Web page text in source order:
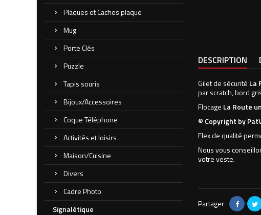
Plaques et Caches plaque
Mug
Porte Clés
Puzzle
Tapis souris
Bijoux/Accessoires
Coque Téléphone
Activités et loisirs
Maison/Cuisine
Divers
Cadre Photo
Signalétique
DESCRIPTION
Gilet de sécurité La
par scratch, bord
Flocage La Route
© Copyright by
Flex de qualité
Nous vous
votre veste.
Partager